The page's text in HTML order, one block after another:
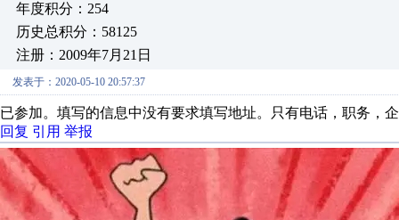
年度积分：254
历史总积分：58125
注册：2009年7月21日
发表于：2020-05-10 20:57:37
已参加。填写的信息中没有要求填写地址。只有电话，职务，
回复 引用 举报